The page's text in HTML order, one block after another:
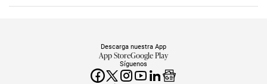
Síguenos
Descarga nuestra App
App StoreGoogle Play